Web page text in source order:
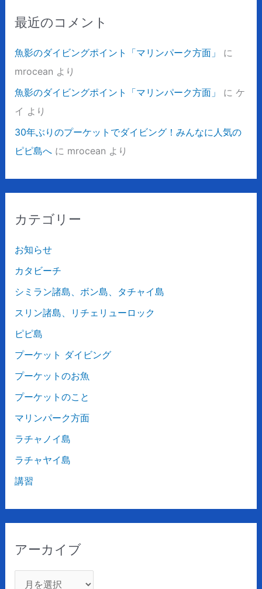
最近のコメント
魚影のダイビングポイント「マリンパーク方面」
に
mrocean より
魚影のダイビングポイント「マリンパーク方面」
に ケ
イ より
30年ぶりのプーケットでダイビング！みんなに人気の
ピピ島へに mrocean より
カテゴリー
お知らせ
カタビーチ
シミラン諸島、ボン島、タチャイ島
スリン諸島、リチェリューロック
ピピ島
プーケット ダイビング
プーケットのお魚
プーケットのこと
マリンパーク方面
ラチャノイ島
ラチャヤイ島
講習
アーカイブ